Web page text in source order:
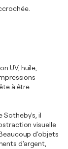
UV, huile,
à être
Sotheby's, il
visuelle
d'objets
d'argent,